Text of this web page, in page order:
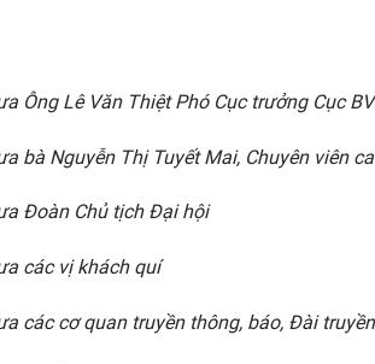
Ông Lê Văn Thiệt Phó Cục trưởng Cục
bà Nguyễn Thị Tuyết Mai, Chuyên viên
Đoàn Chủ tịch Đại hội
các vị khách quí
các cơ quan truyền thông, báo, Đài